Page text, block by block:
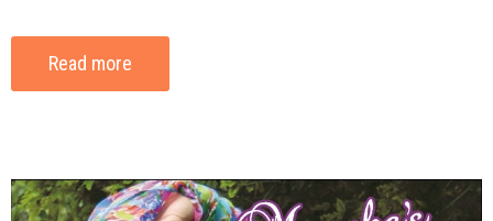
Read more